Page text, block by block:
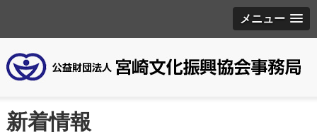
メニュー
新着情報